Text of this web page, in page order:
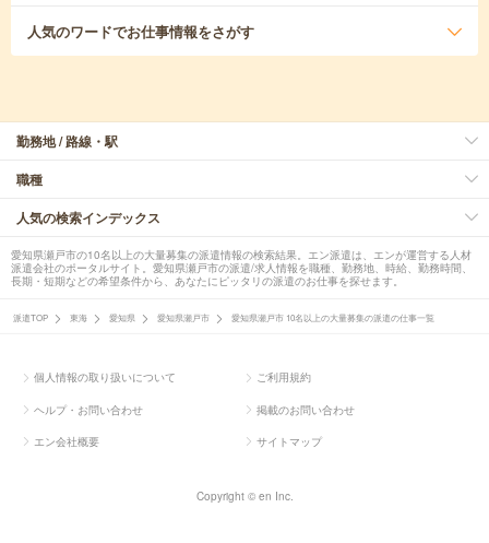
人気のワードでお仕事情報をさがす
勤務地 / 路線・駅
職種
人気の検索インデックス
愛知県瀬戸市の10名以上の大量募集の派遣情報の検索結果。エン派遣は、エンが運営する人材
派遣会社のポータルサイト。愛知県瀬戸市の派遣/求人情報を職種、勤務地、時給、勤務時間、
長期・短期などの希望条件から、あなたにピッタリの派遣のお仕事を探せます。
派遣TOP 東海 愛知県 愛知県瀬戸市 愛知県瀬戸市 10名以上の大量募集の派遣の仕事一覧
個人情報の取り扱いについて ご利用規約
ヘルプ・お問い合わせ 掲載のお問い合わせ
エン会社概要 サイトマップ
Copyright © en Inc.